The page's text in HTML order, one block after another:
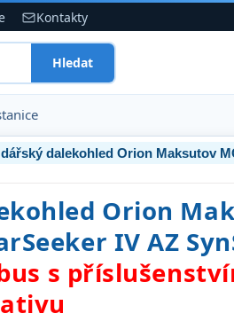
Kontakty
Hledat
Orion
IV AZ
s